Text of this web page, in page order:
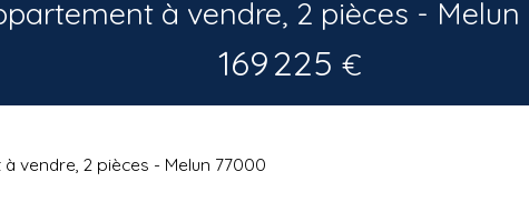
à vendre, 2 pièces - Melun
169 225 €
vendre, 2 pièces - Melun 77000